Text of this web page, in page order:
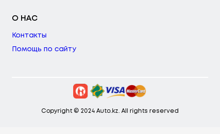
О НАС
Контакты
Помощь по сайту
Copyright © 2024 Auto.kz. All rights reserved